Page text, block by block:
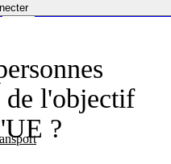
de l'objectif
?